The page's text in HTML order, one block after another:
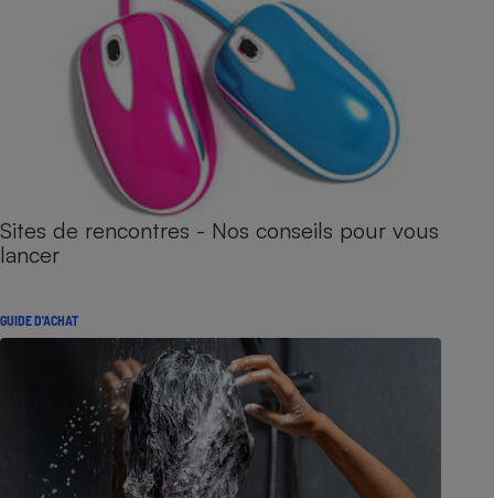
Sites de rencontres - Nos conseils pour vous
lancer
GUIDE D'ACHAT